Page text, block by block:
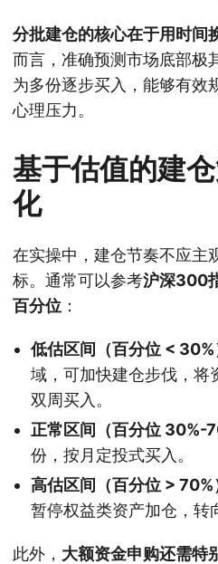
分批建仓的核心在于用时间
而言，准确预测市场底部极
为多份逐步买入，能够有效
心理压力。
基于估值的建
化
在实操中，建仓节奏不应主
标。通常可以参考沪深300
百分位 ：
低估区间（百分位 < 30%
域，可加快建仓步伐，
双周买入。
正常区间（百分位 30%-
份，按月定投式买入。
高估区间（百分位 > 70%
暂停权益类资产加仓，转
此外， 大额资金申购还需特